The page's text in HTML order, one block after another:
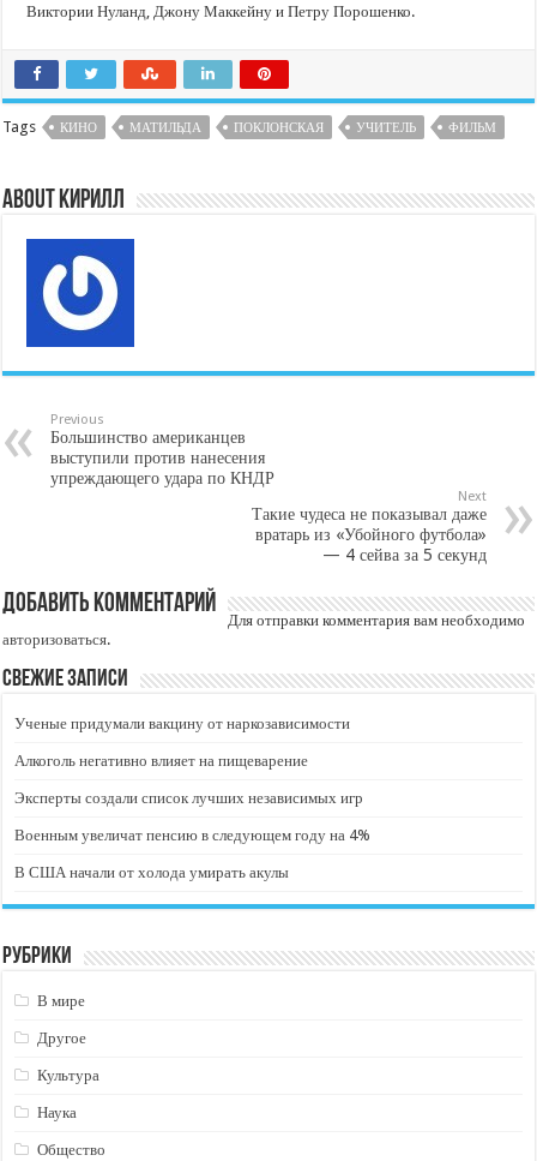
Виктории Нуланд, Джону Маккейну и Петру Порошенко.
Tags КИНО МАТИЛЬДА ПОКЛОНСКАЯ УЧИТЕЛЬ ФИЛЬМ
About Кирилл
Previous
Большинство американцев
выступили против нанесения
упреждающего удара по КНДР
Next
Такие чудеса не показывал даже
вратарь из «Убойного футбола»
— 4 сейва за 5 секунд
Добавить комментарий
Для отправки комментария вам необходимо
авторизоваться.
Свежие записи
Ученые придумали вакцину от наркозависимости
Алкоголь негативно влияет на пищеварение
Эксперты создали список лучших независимых игр
Военным увеличат пенсию в следующем году на 4%
В США начали от холода умирать акулы
Рубрики
В мире
Другое
Культура
Наука
Общество